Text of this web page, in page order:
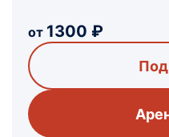
от 1300 ₽